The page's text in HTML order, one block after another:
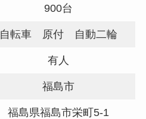
900台
自転車 原付 自動二輪
有人
福島市
福島県福島市栄町5-1